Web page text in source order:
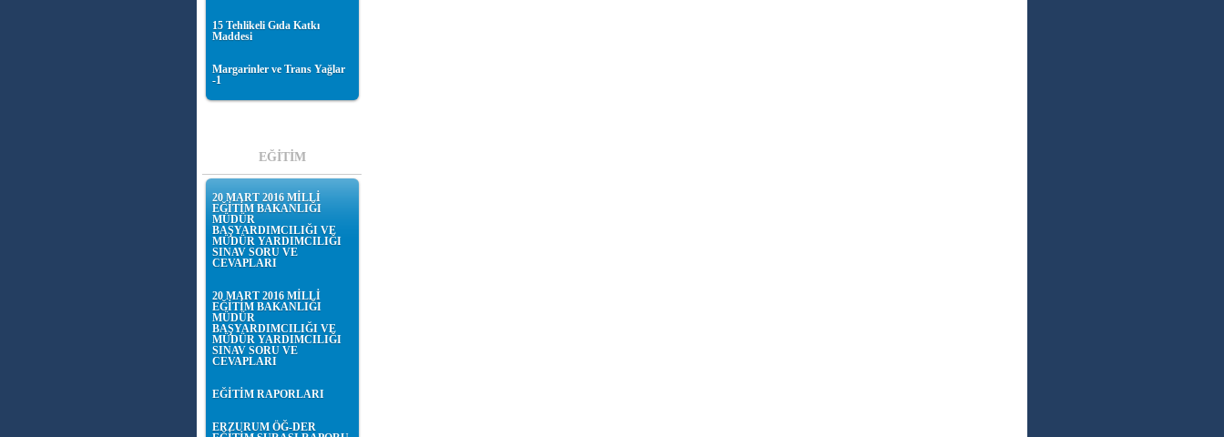
15 Tehlikeli Gıda Katkı
Maddesi
Margarinler ve Trans Yağlar
-1
EĞİTİM
20 MART 2016 MİLLİ
EĞİTİM BAKANLIĞI
MÜDÜR
BAŞYARDIMCILIĞI VE
MÜDÜR YARDIMCILIĞI
SINAV SORU VE
CEVAPLARI
20 MART 2016 MİLLİ
EĞİTİM BAKANLIĞI
MÜDÜR
BAŞYARDIMCILIĞI VE
MÜDÜR YARDIMCILIĞI
SINAV SORU VE
CEVAPLARI
EĞİTİM RAPORLARI
ERZURUM ÖĞ-DER